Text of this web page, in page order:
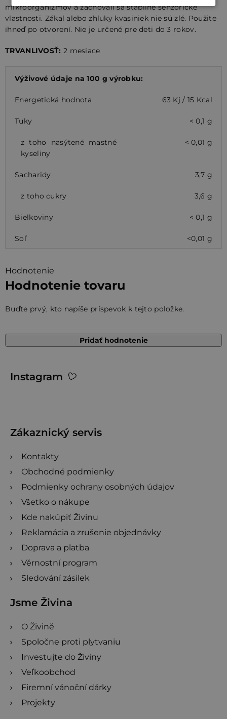
mikroorganizmov a zachovali sa stabilné senzorické
vlastnosti. Zákal alebo zhluky kvasiniek nie sú zlé. Použite
ihneď po otvorení. Nie je určené pre deti do 3 rokov.
TRVANLIVOSŤ: 2 mesiace
Výživové údaje na 100 g výrobku:
Energetická hodnota 63 Kj / 15 Kcal
Tuky < 0,1 g
z toho nasýtené mastné
kyseliny
< 0,01 g
Sacharidy 3,7 g
z toho cukry 3,6 g
Bielkoviny < 0,1 g
Soľ <0,01 g
Hodnotenie
Hodnotenie tovaru
Buďte prvý, kto napíše príspevok k tejto položke.
Pridať hodnotenie
Instagram
Zákaznický servis
Kontakty
Obchodné podmienky
Podmienky ochrany osobných údajov
Všetko o nákupe
Kde nakúpiť Živinu
Reklamácia a zrušenie objednávky
Doprava a platba
Věrnostní program
Sledování zásilek
Jsme Živina
O Živině
Spoločne proti plytvaniu
Investujte do Živiny
Veľkoobchod
Firemní vánoční dárky
Projekty